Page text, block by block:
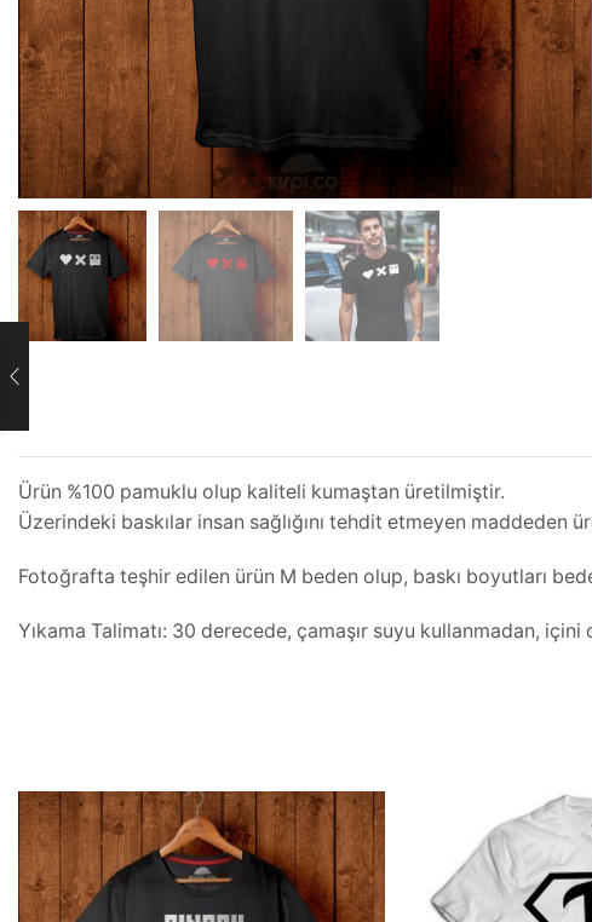
Ürün %100 pamuklu olup kaliteli kumaştan üretilmiştir.
Üzerindeki baskılar insan sağlığını tehdit etmeyen maddeden
Fotoğrafta teşhir edilen ürün M beden olup, baskı boyutları
Yıkama Talimatı: 30 derecede, çamaşır suyu kullanmadan,